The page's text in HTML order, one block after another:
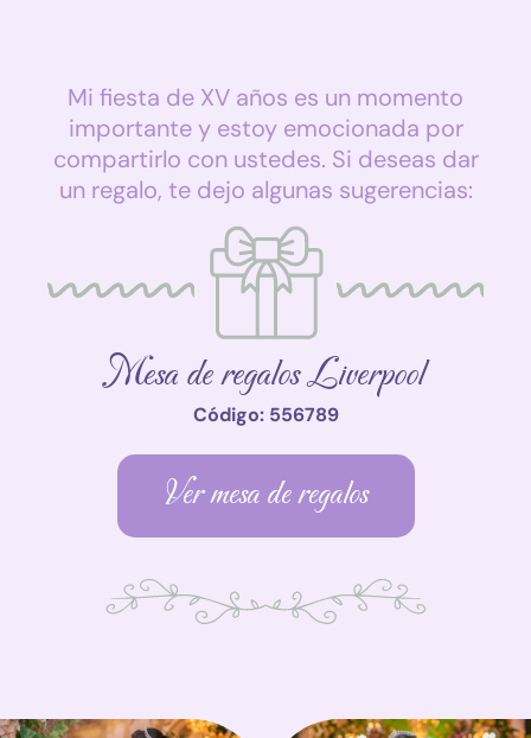
Mi fiesta de XV años es un momento
importante y estoy emocionada por
compartirlo con ustedes. Si deseas dar
un regalo, te dejo algunas sugerencias:
Mesa de regalos Liverpool
Código: 556789
Ver mesa de regalos